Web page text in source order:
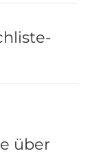
über